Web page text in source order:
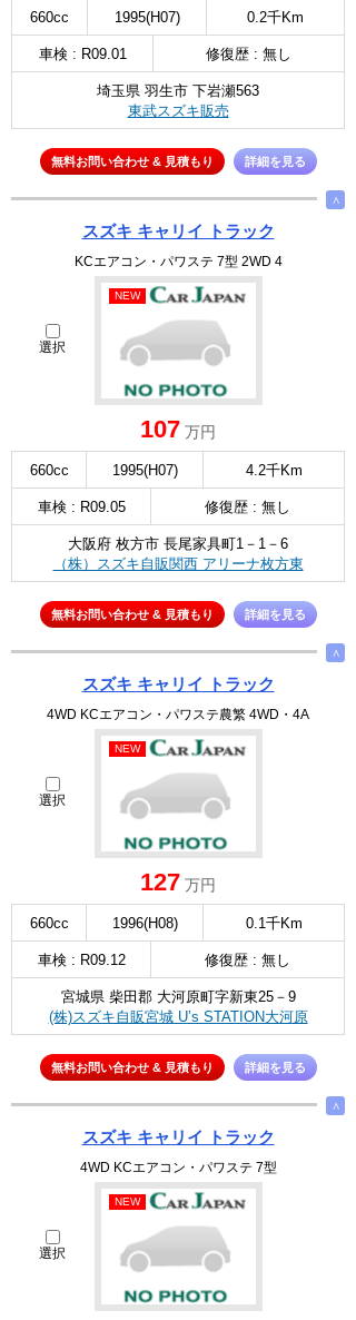
660cc 1995(H07) 0.2千Km
車検 : R09.01 修復歴 : 無し
埼玉県 羽生市 下岩瀬563
東武スズキ販売
無料お問い合わせ & 見積もり 詳細を見る
∧
スズキ キャリイ トラック
KCエアコン・パワステ 7型 2WD 4
選択
NEW
107 万円
660cc 1995(H07) 4.2千Km
車検 : R09.05 修復歴 : 無し
大阪府 枚方市 長尾家具町1－1－6
（株）スズキ自販関西 アリーナ枚方東
無料お問い合わせ & 見積もり 詳細を見る
∧
スズキ キャリイ トラック
4WD KCエアコン・パワステ農繁 4WD・4A
選択
NEW
127 万円
660cc 1996(H08) 0.1千Km
車検 : R09.12 修復歴 : 無し
宮城県 柴田郡 大河原町字新東25－9
(株)スズキ自販宮城 U’s STATION大河原
無料お問い合わせ & 見積もり 詳細を見る
∧
スズキ キャリイ トラック
4WD KCエアコン・パワステ 7型
選択
NEW